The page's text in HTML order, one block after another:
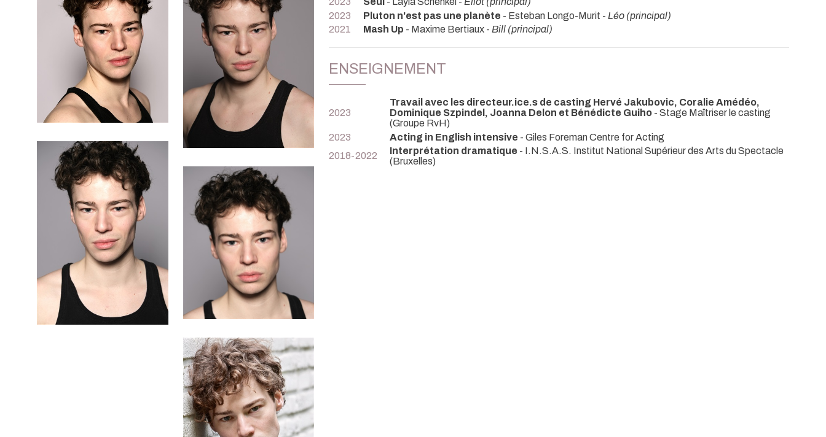
2023
Pluton n'est pas une planète - Esteban Longo-Murit - Léo (principal)
2021
Mash Up - Maxime Bertiaux - Bill (principal)
ENSEIGNEMENT
2023
Travail avec les directeur.ice.s de casting Hervé Jakubovic, Coralie Amédéo,
Dominique Szpindel, Joanna Delon et Bénédicte Guiho - Stage Maîtriser le casting
(Groupe RvH)
2023
Acting in English intensive - Giles Foreman Centre for Acting
2018-2022
Interprétation dramatique - I.N.S.A.S. Institut National Supérieur des Arts du Spectacle
(Bruxelles)